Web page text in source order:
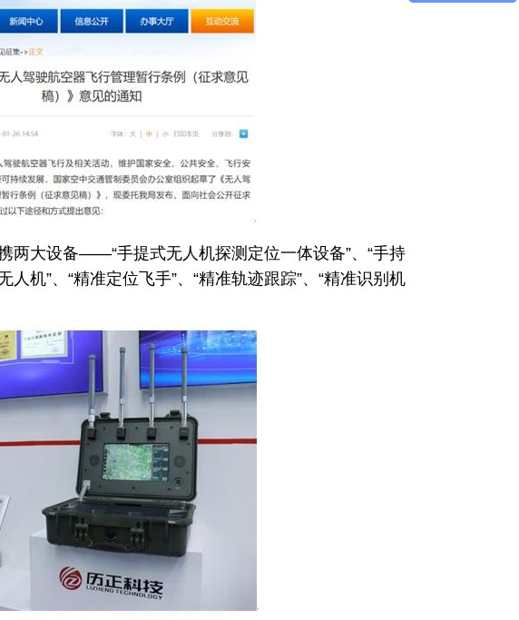
两大设备——“手提式无人机探测定位一体设备”、“手持
机”、“精准定位飞手”、“精准轨迹跟踪”、“精准识别机